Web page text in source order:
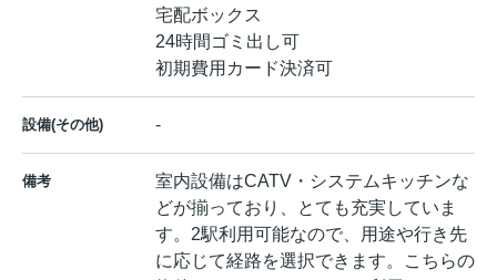
宅配ボックス
24時間ゴミ出し可
初期費用カード決済可
設備(その他) -
備考
室内設備はCATV・システムキッチンな
どが揃っており、とても充実していま
す。2駅利用可能なので、用途や行き先
に応じて経路を選択できます。こちらの